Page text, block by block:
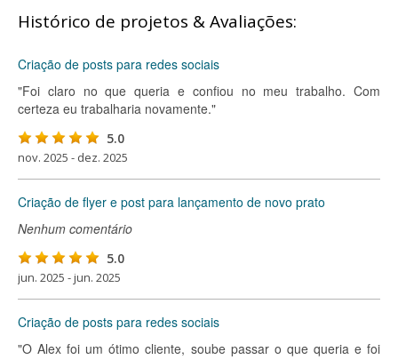
Histórico de projetos & Avaliações:
Criação de posts para redes sociais
"Foi claro no que queria e confiou no meu trabalho. Com
certeza eu trabalharia novamente."
5.0
nov. 2025 - dez. 2025
Criação de flyer e post para lançamento de novo prato
Nenhum comentário
5.0
jun. 2025 - jun. 2025
Criação de posts para redes sociais
"O Alex foi um ótimo cliente, soube passar o que queria e foi